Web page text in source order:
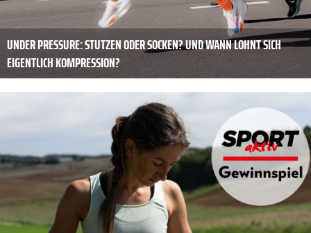
UNDER PRESSURE: STUTZEN ODER SOCKEN? UND WANN LOHNT SICH
EIGENTLICH KOMPRESSION?